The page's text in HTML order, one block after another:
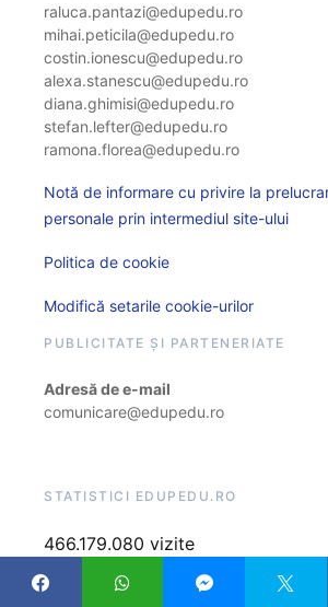
raluca.pantazi@edupedu.ro
mihai.peticila@edupedu.ro
costin.ionescu@edupedu.ro
alexa.stanescu@edupedu.ro
diana.ghimisi@edupedu.ro
stefan.lefter@edupedu.ro
ramona.florea@edupedu.ro
Notă de informare cu privire la
personale prin intermediul site-ului
Politica de cookie
Modifică setarile cookie-urilor
PUBLICITATE ȘI PARTENERIATE
Adresă de e-mail
comunicare@edupedu.ro
STATISTICI EDUPEDU.RO
466.179.080 vizite